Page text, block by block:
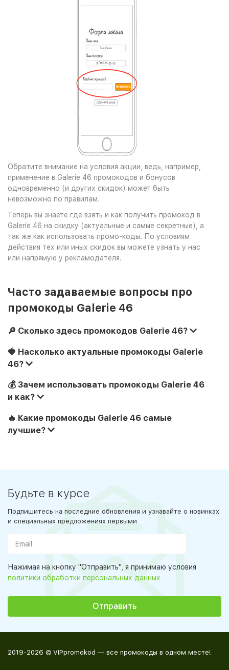
Обратите внимание на условия акции, ведь, например,
применение в Galerie 46 промокодов и бонусов
одновременно (и других скидок) может быть
невозможно по правилам.
Теперь вы знаете где взять и как получить промокод в
Galerie 46 на скидку (актуальные и самые секретные), а
так же как использовать промо-коды. По условиям
действия тех или иных скидок вы можете узнать у нас
или напрямую у рекламодателя.
Часто задаваемые вопросы про
промокоды Galerie 46
🔎 Сколько здесь промокодов Galerie 46?
🍓 Насколько актуальные промокоды Galerie
46?
💰 Зачем использовать промокоды Galerie 46
и как?
🔥 Какие промокоды Galerie 46 самые
лучшие?
Будьте в курсе
Подпишитесь на последние обновления и узнавайте о новинках
и специальных предложениях первыми
Нажимая на кнопку "Отправить", я принимаю условия
политики обработки персональных данных
2019-2026 © VIPpromokod — все промокоды в одном месте!